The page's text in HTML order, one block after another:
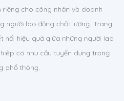
cho công nhân và doanh
người lao động chất lượng. Trang
nối hiệu quả giữa những người lao
có nhu cầu tuyển dụng trong
phổ thông.